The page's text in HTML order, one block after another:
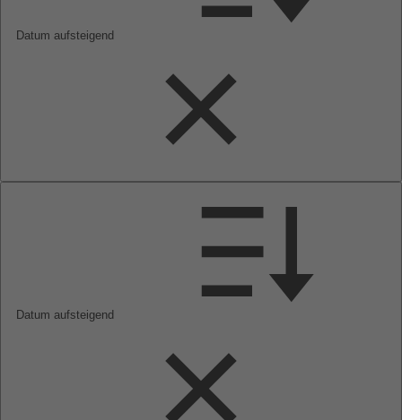
Datum aufsteigend
Datum aufsteigend